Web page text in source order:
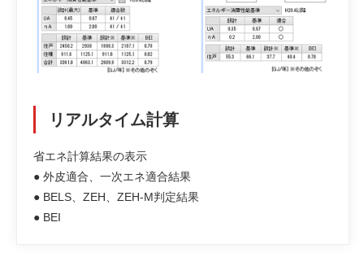
リアルタイム計算
省エネ計算結果の表示
● 外皮適合、一次エネ適合結果
● BELS、ZEH、ZEH-M判定結果
● BEI